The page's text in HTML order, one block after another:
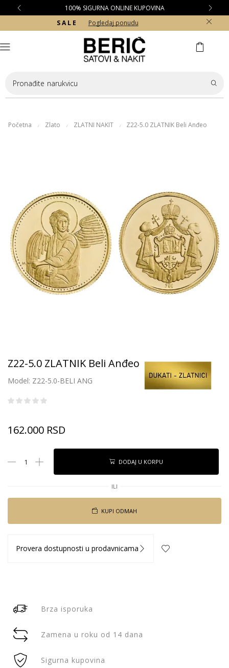
BESPLATNA DOSTAVA ZA KUPOVINE PREKO 10.000 RSD
S A L E
Pogledaj ponudu
Pronađite narukvicu
Početna / Zlato / ZLATNI NAKIT / Z22-5.0 ZLATNIK Beli Anđeo
Z22-5.0 ZLATNIK Beli Anđeo
Model: Z22-5.0-BELI ANG
162.000 RSD
DODAJ U KORPU
ILI
KUPI ODMAH
Provera dostupnosti u prodavnicama
Brza isporuka
Zamena u roku od 14 dana
Sigurna kupovina